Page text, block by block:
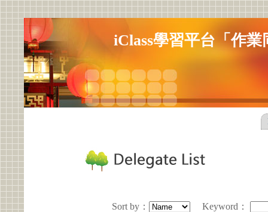
iClass學習平台「作
Sort by： Keyword ：